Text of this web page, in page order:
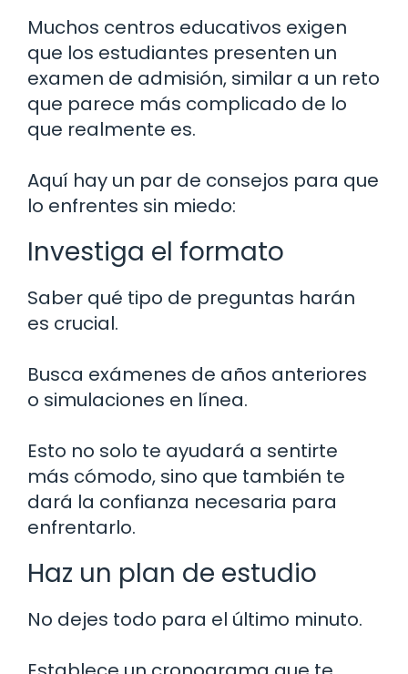
Muchos centros educativos exigen
que los estudiantes presenten un
examen de admisión, similar a un reto
que parece más complicado de lo
que realmente es.
Aquí hay un par de consejos para que
lo enfrentes sin miedo:
Investiga el formato
Saber qué tipo de preguntas harán
es crucial.
Busca exámenes de años anteriores
o simulaciones en línea.
Esto no solo te ayudará a sentirte
más cómodo, sino que también te
dará la confianza necesaria para
enfrentarlo.
Haz un plan de estudio
No dejes todo para el último minuto.